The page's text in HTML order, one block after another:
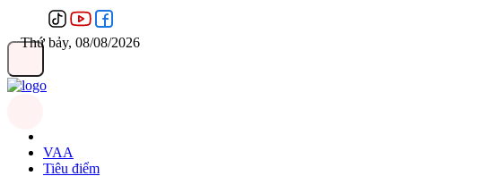
Thứ bảy, 08/08/2026
VAA
Tiêu điểm